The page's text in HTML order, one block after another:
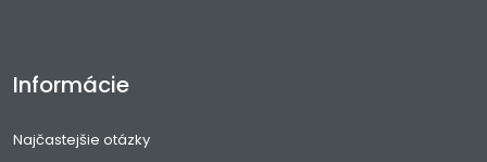
Informácie
Najčastejšie otázky